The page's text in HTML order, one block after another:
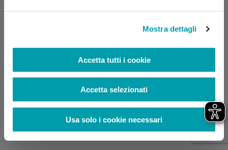
Mostra dettagli
Accetta tutti i cookie
Accetta selezionati
Usa solo i cookie necessari